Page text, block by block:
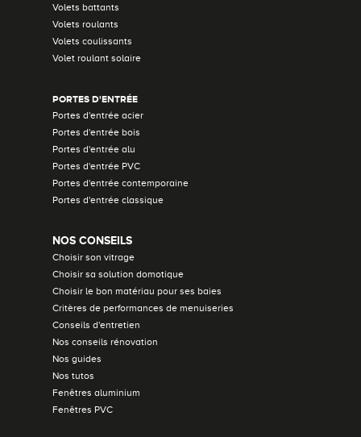
Volets battants
Volets roulants
Volets coulissants
Volet roulant solaire
PORTES D'ENTRÉE
Portes d'entrée acier
Portes d'entrée bois
Portes d'entrée alu
Portes d'entrée PVC
Portes d'entrée contemporaine
Portes d'entrée classique
NOS CONSEILS
Choisir son vitrage
Choisir sa solution domotique
Choisir le bon matériau pour ses baies
Critères de performances de menuiseries
Conseils d'entretien
Nos conseils rénovation
Nos guides
Nos tutos
Fenêtres aluminium
Fenêtres PVC